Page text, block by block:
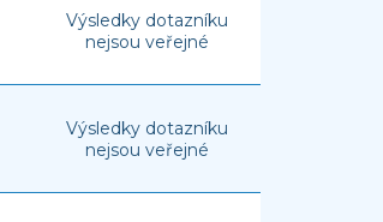
Výsledky dotazníku
nejsou veřejné
Výsledky dotazníku
nejsou veřejné